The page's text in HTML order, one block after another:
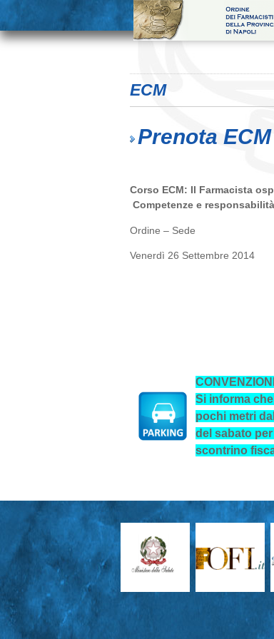
ECM
Prenota ECM
Corso ECM: Il Farmacista
Competenze e responsabilità
Ordine – Sede
Venerdì 26 Settembre 2014
Si informa
pochi metri
del sabato
scontrino